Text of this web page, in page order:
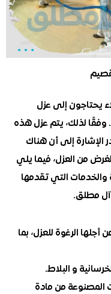
إلى عزل
يتم عزل هذه
إلى أن هناك
فيما يلي
التي تقدمها
للعزل، بما
البلاط.
من مادة